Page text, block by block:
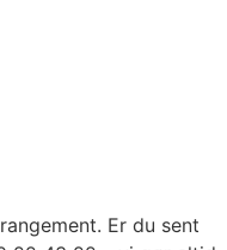
Er du sent